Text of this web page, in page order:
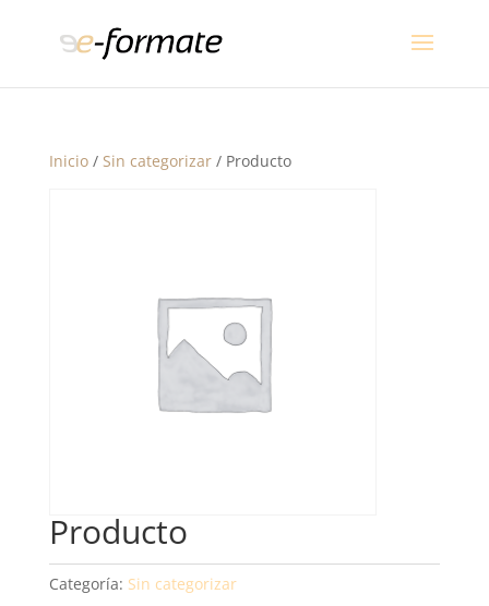
Inicio/ Sin categorizar/ Producto
Producto
Categoría: Sin categorizar